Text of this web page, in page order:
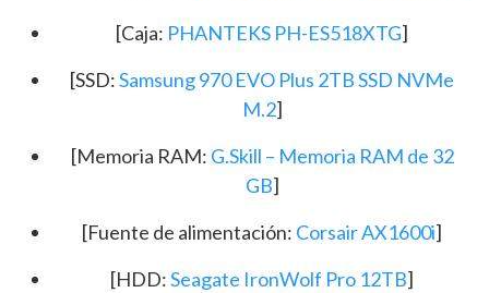
[Caja: PHANTEKS PH-ES518XTG]
[SSD:Samsung 970 EVO Plus 2TB SSD NVMe
M.2]
[Memoria RAM: G.Skill – Memoria RAM de 32
GB]
[Fuente de alimentación: Corsair AX1600i]
[HDD:Seagate IronWolf Pro 12TB]